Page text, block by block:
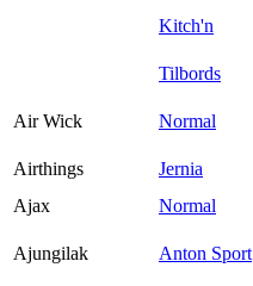
Kitch'n
Tilbords
Air Wick
Normal
Airthings
Jernia
Ajax
Normal
Ajungilak Anton Sport